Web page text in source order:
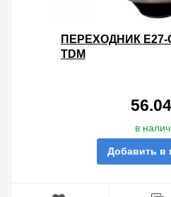
ПЕРЕХОДНИК
TDM
в
Добавить в